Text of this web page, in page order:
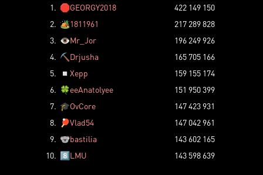
1. 🛑GEORGY2018
422 149 150
2. 🏕️1811961
217 289 828
3. 👁️Mr_Jor
196 249 926
4. ⛏️ Drjusha
165 705 166
5.
◽ Xepp
159 155 174
6. 🍀eeAnatolyee
151 950 399
7. 🎓OvCore
147 423 931
8.
🏓Vlad54
147 042 961
9. 🐨bastilia
143 602 165
10. 8️⃣LMU 143 598 639